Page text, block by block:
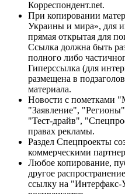
Корреспондент.net.
При копировании
Украины и мира», для
прямая открытая для
Ссылка должна быть
полного либо
Гиперссылка (для
размещена в
материала.
Новости с пометками
"Заявление",
"Тест-драйв",
правах рекламы.
Раздел Спецпроекты
коммерческими
Любое копирование,
другое
ссылку на "Интерфакс-